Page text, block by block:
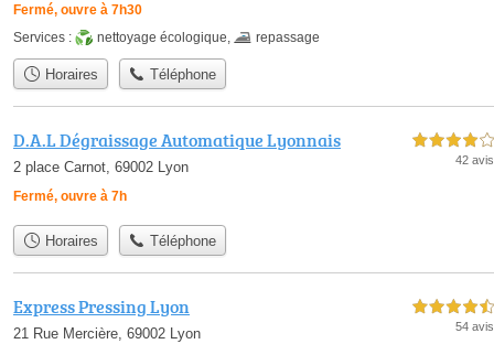
Fermé, ouvre à 7h30
Services : nettoyage écologique repassage
Horaires Téléphone
D.A.L Dégraissage Automatique Lyonnais
2 place Carnot, 69002 Lyon
Fermé, ouvre à 7h
4,0 étoiles sur 5
42 avis
Horaires Téléphone
Express Pressing Lyon
21 Rue Mercière, 69002 Lyon
4,5 étoiles sur 5
54 avis